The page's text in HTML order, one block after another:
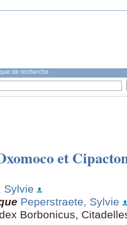
de recherche
et
Sylvie
Peperstraete, Sylvie
Borbonicus,